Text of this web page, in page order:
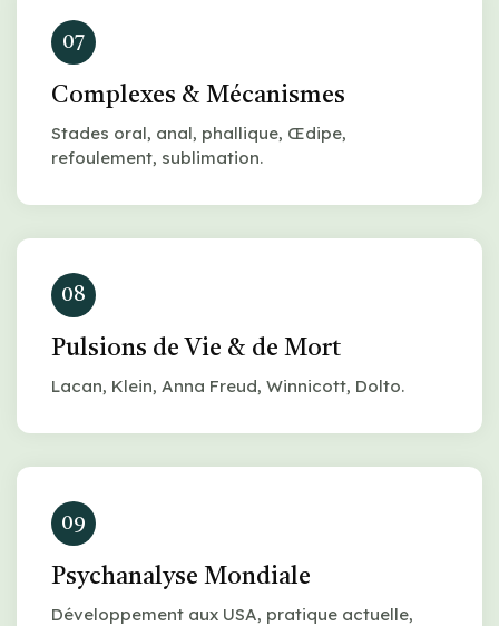
07
Complexes & Mécanismes
Stades oral, anal, phallique, Œdipe,
refoulement, sublimation.
08
Pulsions de Vie & de Mort
Lacan, Klein, Anna Freud, Winnicott, Dolto.
09
Psychanalyse Mondiale
Développement aux USA, pratique actuelle,